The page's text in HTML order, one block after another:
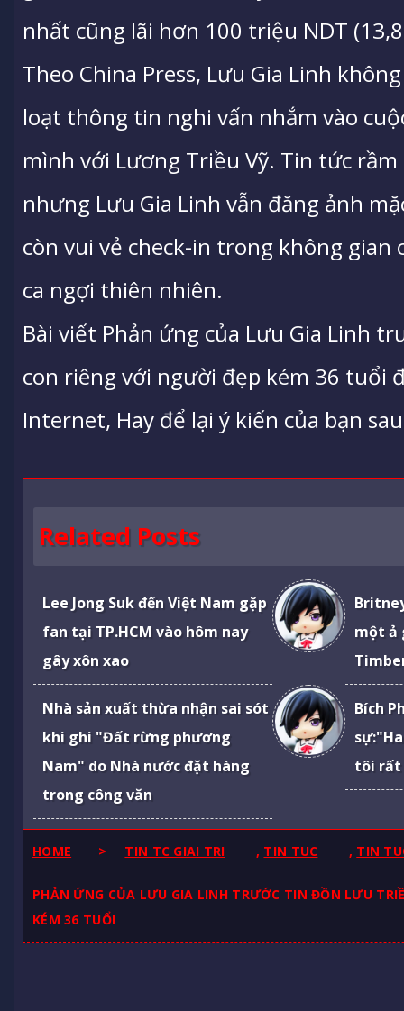
nhất cũng lãi hơn 100 triệu NDT
Theo China Press, Lưu Gia Linh
loạt thông tin nghi vấn nhắm vào
mình với Lương Triều Vỹ. Tin tức
nhưng Lưu Gia Linh vẫn đăng ảnh
còn vui vẻ check-in trong không gian
ca ngợi thiên nhiên.
Bài viết Phản ứng của Lưu Gia Linh
con riêng với người đẹp kém 36 tuổi
Internet, Hay để lại ý kiến của bạn
Related Posts
Lee Jong Suk đến Việt Nam gặp
fan tại TP.HCM vào hôm nay
gây xôn xao
một ả
Nhà sản xuất thừa nhận sai sót
khi ghi "Đất rừng phương
Nam" do Nhà nước đặt hàng
trong công văn
Bích
tôi
HOME > TIN TC GIAI TRI , TIN TUC , TIN
PHẢN ỨNG CỦA LƯU GIA LINH TRƯỚC TIN ĐỒN LƯU
KÉM 36 TUỔI